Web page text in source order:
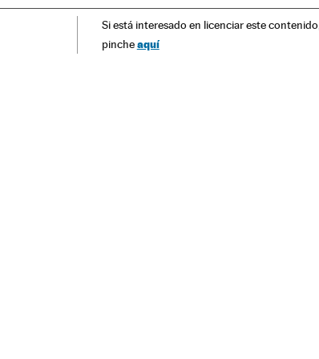
Si está interesado en licenciar este contenido,
pincheaquí